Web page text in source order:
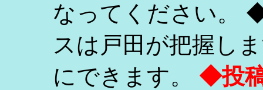
なってください。
スは戸田が把握し
にできます。 ◆投